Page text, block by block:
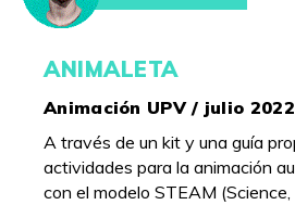
ANIMALETA
Animación UPV / julio 2022
A través de un kit y una guía
actividades para la animación
con el modelo STEAM